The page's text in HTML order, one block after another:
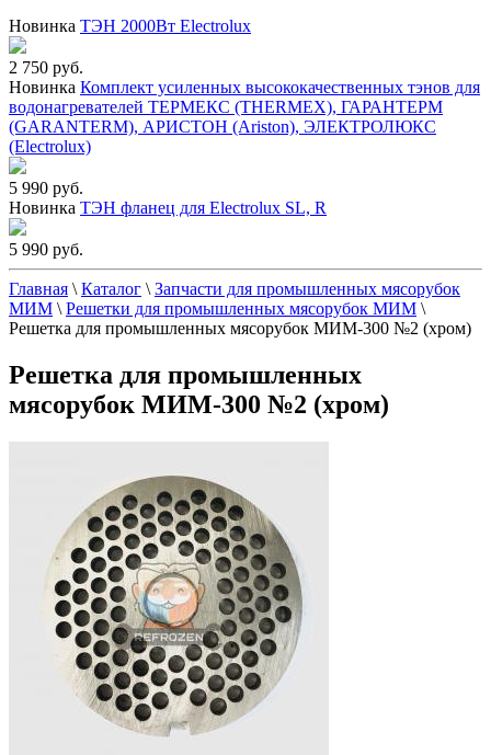
Новинка ТЭН 2000Вт Electrolux
2 750 руб.
Новинка Комплект усиленных высококачественных тэнов для
водонагревателей ТЕРМЕКС (THERMEX), ГАРАНТЕРМ
(GARANTERM), АРИСТОН (Ariston), ЭЛЕКТРОЛЮКС
(Electrolux)
5 990 руб.
Новинка ТЭН фланец для Electrolux SL, R
5 990 руб.
Главная \ Каталог \ Запчасти для промышленных мясорубок
МИМ \ Решетки для промышленных мясорубок МИМ \
Решетка для промышленных мясорубок МИМ-300 №2 (хром)
Решетка для промышленных
мясорубок МИМ-300 №2 (хром)